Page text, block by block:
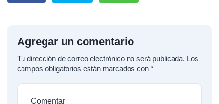
Agregar un comentario
Tu dirección de correo electrónico no será publicada. Los
campos obligatorios están marcados con *